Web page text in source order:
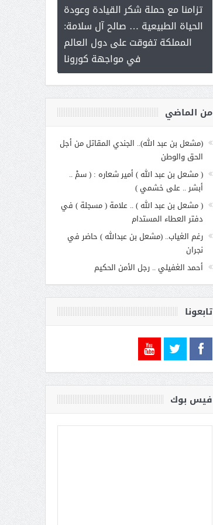
للإبداع
مع الأمين
بنت
تزامنا مع حملة شكر القيادة وعودة
الحياة الطبيعية … صالح آل سلامة:
المملكة تفوقت على دول العالم
في مواجهة كورونا
من الماضي
(مشعل بن عبد الله).. الجندي المقاتل من أجل
الحق والوطن
( مشعل بن عبد الله ) أمير شعاره : ( سمْ ..
أبشر .. على خشمي )
( مشعل بن عبد الله ) .. علامة ( مسجلة ) في
دفتر العطاء المستدام
رغم الغياب.. (مشعل بن عبدالله ) حاضر في
نجران
أحمد الغفيلي .. رجل الأمن الحكيم
تابعونا
فيس بوك